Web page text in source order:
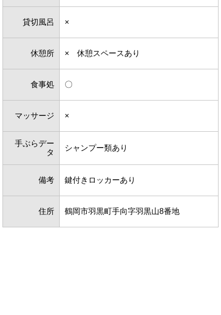
貸切風呂 ×
休憩所 × 休憩スペースあり
食事処 〇
マッサージ ×
手ぶらデー
タ
シャンプー類あり
備考 鍵付きロッカーあり
住所 鶴岡市羽黒町手向字羽黒山8番地